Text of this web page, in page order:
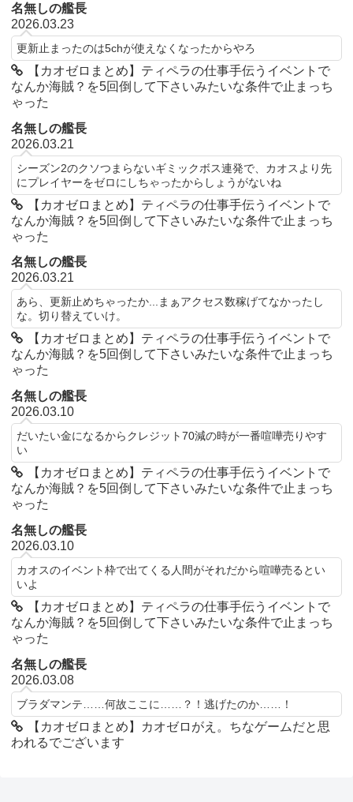
名無しの艦長
2026.03.23
更新止まったのは5chが使えなくなったからやろ
【カオゼロまとめ】ティペラの仕事手伝うイベントで
なんか海賊？を5回倒して下さいみたいな条件で止まっち
ゃった
名無しの艦長
2026.03.21
シーズン2のクソつまらないギミックボス連発で、カオスより先
にプレイヤーをゼロにしちゃったからしょうがないね
【カオゼロまとめ】ティペラの仕事手伝うイベントで
なんか海賊？を5回倒して下さいみたいな条件で止まっち
ゃった
名無しの艦長
2026.03.21
あら、更新止めちゃったか...まぁアクセス数稼げてなかったし
な。切り替えていけ。
【カオゼロまとめ】ティペラの仕事手伝うイベントで
なんか海賊？を5回倒して下さいみたいな条件で止まっち
ゃった
名無しの艦長
2026.03.10
だいたい金になるからクレジット70減の時が一番喧嘩売りやす
い
【カオゼロまとめ】ティペラの仕事手伝うイベントで
なんか海賊？を5回倒して下さいみたいな条件で止まっち
ゃった
名無しの艦長
2026.03.10
カオスのイベント枠で出てくる人間がそれだから喧嘩売るとい
いよ
【カオゼロまとめ】ティペラの仕事手伝うイベントで
なんか海賊？を5回倒して下さいみたいな条件で止まっち
ゃった
名無しの艦長
2026.03.08
ブラダマンテ……何故ここに……？！逃げたのか……！
【カオゼロまとめ】カオゼロがえ。ちなゲームだと思
われるでございます